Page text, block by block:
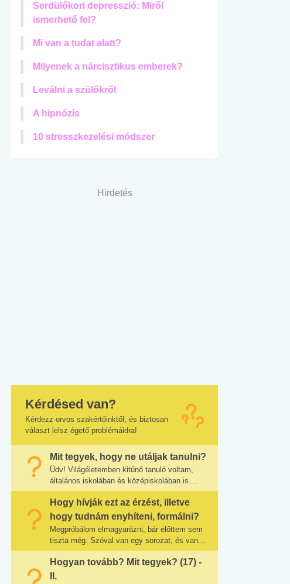
Serdülőkori depresszió: Miről
ismerhető fel?
Mi van a tudat alatt?
Milyenek a nárcisztikus emberek?
Leválni a szülőkről
A hipnózis
10 stresszkezelési módszer
Hirdetés
Kérdésed van?
Kérdezz orvos szakértőinktől, és biztosan
választ lelsz égető problémáidra!
Mit tegyek, hogy ne utáljak tanulni?
Üdv! Világéletemben kitűnő tanuló voltam,
általános iskolában és középiskolában is....
Hogy hívják ezt az érzést, illetve
hogy tudnám enyhíteni, formálni?
Megpróbálom elmagyarázni, bár előttem sem
tiszta még. Szóval van egy sorozat, és van...
Hogyan tovább? Mit tegyek? (17) -
II.